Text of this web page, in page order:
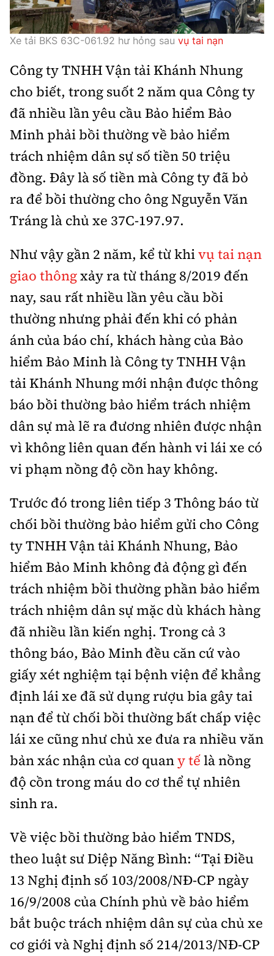
Thông tin tòa soạn
Xe tải BKS 63C-061.92 hư hỏng sau vụ tai nạn
Công ty TNHH Vận tải Khánh Nhung
cho biết, trong suốt 2 năm qua Công ty
đã nhiều lần yêu cầu Bảo hiểm Bảo
Minh phải bồi thường về bảo hiểm
trách nhiệm dân sự số tiền 50 triệu
đồng. Đây là số tiền mà Công ty đã bỏ
ra để bồi thường cho ông Nguyễn Văn
Tráng là chủ xe 37C-197.97.
Như vậy gần 2 năm, kể từ khivụ tai nạn
giao thôngxảy ra từ tháng 8/2019 đến
nay, sau rất nhiều lần yêu cầu bồi
thường nhưng phải đến khi có phản
ánh của báo chí, khách hàng của Bảo
hiểm Bảo Minh là Công ty TNHH Vận
tải Khánh Nhung mới nhận được thông
báo bồi thường bảo hiểm trách nhiệm
dân sự mà lẽ ra đương nhiên được nhận
vì không liên quan đến hành vi lái xe có
vi phạm nồng độ cồn hay không.
Trước đó trong liên tiếp 3 Thông báo từ
chối bồi thường bảo hiểm gửi cho Công
ty TNHH Vận tải Khánh Nhung, Bảo
hiểm Bảo Minh không đả động gì đến
trách nhiệm bồi thường phần bảo hiểm
trách nhiệm dân sự mặc dù khách hàng
đã nhiều lần kiến nghị. Trong cả 3
thông báo, Bảo Minh đều căn cứ vào
giấy xét nghiệm tại bệnh viện để khẳng
định lái xe đã sử dụng rượu bia gây tai
nạn để từ chối bồi thường bất chấp việc
lái xe cũng như chủ xe đưa ra nhiều văn
bản xác nhận của cơ quany tếlà nồng
độ cồn trong máu do cơ thể tự nhiên
sinh ra.
Về việc bồi thường bảo hiểm TNDS,
theo luật sư Diệp Năng Bình: “Tại Điều
13 Nghị định số 103/2008/NĐ-CP ngày
16/9/2008 của Chính phủ về bảo hiểm
bắt buộc trách nhiệm dân sự của chủ xe
cơ giới và Nghị định số 214/2013/NĐ-CP